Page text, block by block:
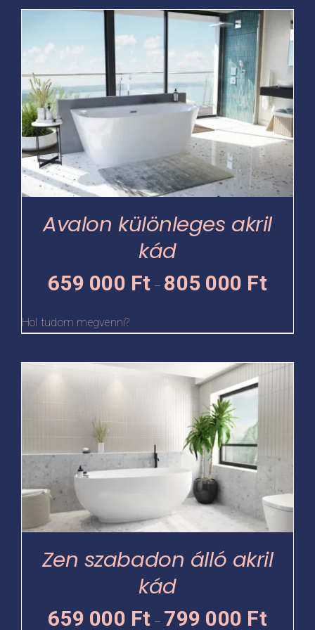
000 Ft
Avalon különleges akril
kád
659 000 Ft – 805 000 Ft659
-
000 Ft
Hol tudom megvenni?
terméknek
több
variációja
van.
A
változatok
a
termékoldalon
választhatók
Zen szabadon álló akril
kád
659 000 Ft – 799 000 Ft
variációja
A
változatok
a
választhatók